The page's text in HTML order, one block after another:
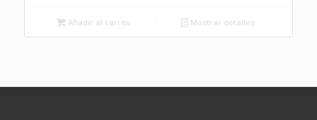
Añadir al carrito Mostrar detalles